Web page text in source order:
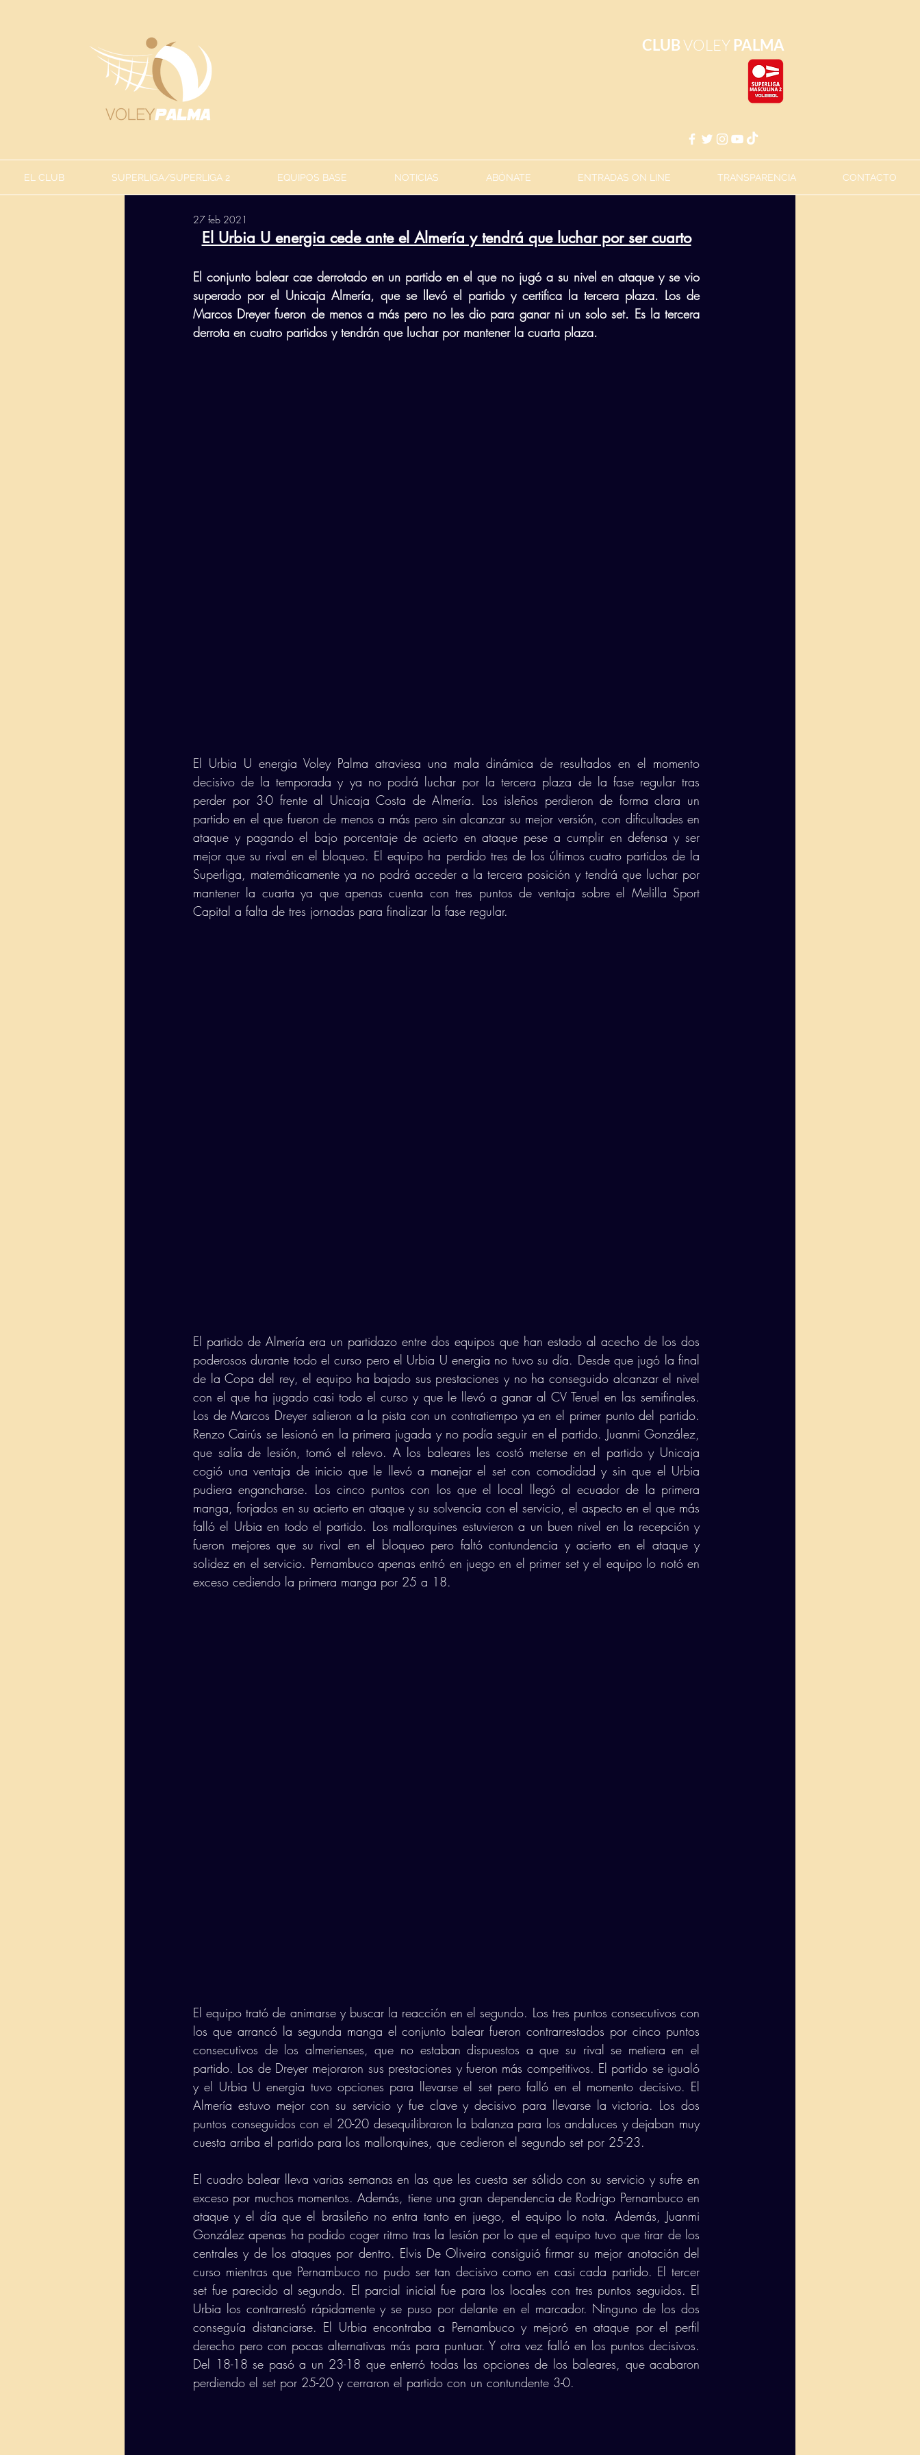
CLUBVOLEY PALMA
EL CLUB SUPERLIGA/SUPERLIGA 2 EQUIPOS BASE NOTICIAS ABÓNATE ENTRADAS ON LINE TRANSPARENCIA CONTACTO
27 feb 2021
El Urbia U energia cede ante el Almería y tendrá que luchar por ser cuarto
El conjunto balear cae derrotado en un partido en el que no jugó a su nivel en ataque y se vio
superado por el Unicaja Almería, que se llevó el partido y certifica la tercera plaza. Los de
Marcos Dreyer fueron de menos a más pero no les dio para ganar ni un solo set. Es la tercera
derrota en cuatro partidos y tendrán que luchar por mantener la cuarta plaza.
El Urbia U energia Voley Palma atraviesa una mala dinámica de resultados en el momento
decisivo de la temporada y ya no podrá luchar por la tercera plaza de la fase regular tras
perder por 3-0 frente al Unicaja Costa de Almería. Los isleños perdieron de forma clara un
partido en el que fueron de menos a más pero sin alcanzar su mejor versión, con dificultades en
ataque y pagando el bajo porcentaje de acierto en ataque pese a cumplir en defensa y ser
mejor que su rival en el bloqueo. El equipo ha perdido tres de los últimos cuatro partidos de la
Superliga, matemáticamente ya no podrá acceder a la tercera posición y tendrá que luchar por
mantener la cuarta ya que apenas cuenta con tres puntos de ventaja sobre el Melilla Sport
Capital a falta de tres jornadas para finalizar la fase regular.
El partido de Almería era un partidazo entre dos equipos que han estado al acecho de los dos
poderosos durante todo el curso pero el Urbia U energia no tuvo su día. Desde que jugó la final
de la Copa del rey, el equipo ha bajado sus prestaciones y no ha conseguido alcanzar el nivel
con el que ha jugado casi todo el curso y que le llevó a ganar al CV Teruel en las semifinales.
Los de Marcos Dreyer salieron a la pista con un contratiempo ya en el primer punto del partido.
Renzo Cairús se lesionó en la primera jugada y no podía seguir en el partido. Juanmi González,
que salía de lesión, tomó el relevo. A los baleares les costó meterse en el partido y Unicaja
cogió una ventaja de inicio que le llevó a manejar el set con comodidad y sin que el Urbia
pudiera engancharse. Los cinco puntos con los que el local llegó al ecuador de la primera
manga, forjados en su acierto en ataque y su solvencia con el servicio, el aspecto en el que más
falló el Urbia en todo el partido. Los mallorquines estuvieron a un buen nivel en la recepción y
fueron mejores que su rival en el bloqueo pero faltó contundencia y acierto en el ataque y
solidez en el servicio. Pernambuco apenas entró en juego en el primer set y el equipo lo notó en
exceso cediendo la primera manga por 25 a 18.
El equipo trató de animarse y buscar la reacción en el segundo. Los tres puntos consecutivos con
los que arrancó la segunda manga el conjunto balear fueron contrarrestados por cinco puntos
consecutivos de los almerienses, que no estaban dispuestos a que su rival se metiera en el
partido. Los de Dreyer mejoraron sus prestaciones y fueron más competitivos. El partido se igualó
y el Urbia U energia tuvo opciones para llevarse el set pero falló en el momento decisivo. El
Almería estuvo mejor con su servicio y fue clave y decisivo para llevarse la victoria. Los dos
puntos conseguidos con el 20-20 desequilibraron la balanza para los andaluces y dejaban muy
cuesta arriba el partido para los mallorquines, que cedieron el segundo set por 25-23.
El cuadro balear lleva varias semanas en las que les cuesta ser sólido con su servicio y sufre en
exceso por muchos momentos. Además, tiene una gran dependencia de Rodrigo Pernambuco en
ataque y el día que el brasileño no entra tanto en juego, el equipo lo nota. Además, Juanmi
González apenas ha podido coger ritmo tras la lesión por lo que el equipo tuvo que tirar de los
centrales y de los ataques por dentro. Elvis De Oliveira consiguió firmar su mejor anotación del
curso mientras que Pernambuco no pudo ser tan decisivo como en casi cada partido. El tercer
set fue parecido al segundo. El parcial inicial fue para los locales con tres puntos seguidos. El
Urbia los contrarrestó rápidamente y se puso por delante en el marcador. Ninguno de los dos
conseguía distanciarse. El Urbia encontraba a Pernambuco y mejoró en ataque por el perfil
derecho pero con pocas alternativas más para puntuar. Y otra vez falló en los puntos decisivos.
Del 18-18 se pasó a un 23-18 que enterró todas las opciones de los baleares, que acabaron
perdiendo el set por 25-20 y cerraron el partido con un contundente 3-0.